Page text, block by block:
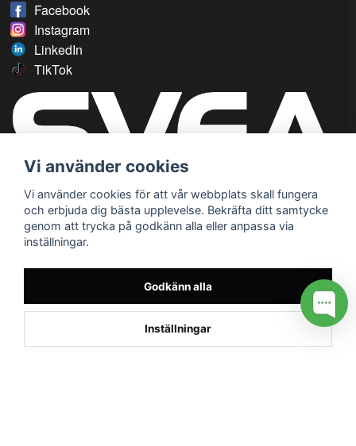
Facebook
Instagram
LinkedIn
TikTok
Vi använder cookies
Vi använder cookies för att vår webbplats skall fungera
och erbjuda dig bästa upplevelse. Bekräfta ditt samtycke
genom att trycka på godkänn alla eller anpassa via
inställningar.
Godkänn alla
Inställningar